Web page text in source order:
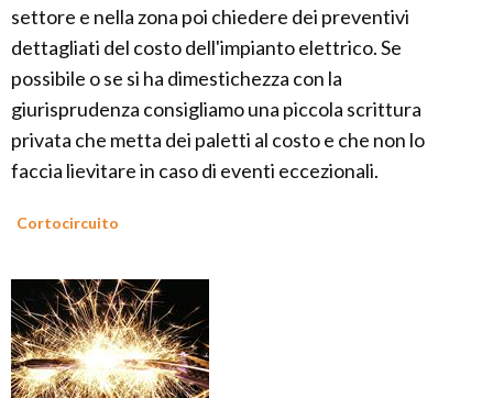
settore e nella zona poi chiedere dei preventivi
dettagliati del costo dell'impianto elettrico. Se
possibile o se si ha dimestichezza con la
giurisprudenza consigliamo una piccola scrittura
privata che metta dei paletti al costo e che non lo
faccia lievitare in caso di eventi eccezionali.
Cortocircuito